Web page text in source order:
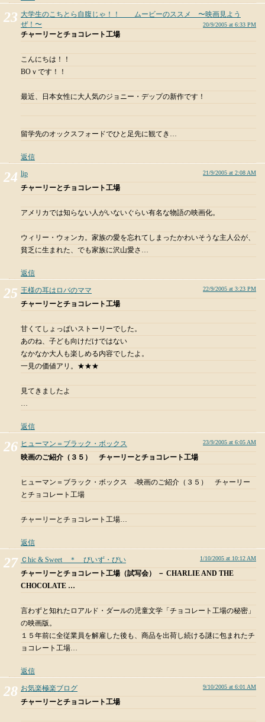
大学生のこちとら自腹じゃ！！ ムービーのススメ 〜映画見よう
ぜ！〜
20/9/2005 at 6:33 PM
チャーリーとチョコレート工場
こんにちは！！
BOｖです！！
最近、日本女性に大人気のジョニー・デップの新作です！
留学先のオックスフォードでひと足先に観てき…
返信
lip
21/9/2005 at 2:08 AM
チャーリーとチョコレート工場
アメリカでは知らない人がいないぐらい有名な物語の映画化。
ウィリー・ウォンカ。家族の愛を忘れてしまったかわいそうな主人公が、
貧乏に生まれた、でも家族に沢山愛さ…
返信
王様の耳はロバのママ 22/9/2005 at 3:23 PM
チャーリーとチョコレート工場
甘くてしょっぱいストーリーでした。
あのね、子ども向けだけではない
なかなか大人も楽しめる内容でしたよ。
一見の価値アリ。★★★
見てきましたよ
…
返信
ヒューマン＝ブラック・ボックス 23/9/2005 at 6:05 AM
映画のご紹介（３５） チャーリーとチョコレート工場
ヒューマン＝ブラック・ボックス -映画のご紹介（３５） チャーリー
とチョコレート工場
チャーリーとチョコレート工場…
返信
Ｃhic & Sweet ＊ びいず・びい 1/10/2005 at 10:12 AM
チャーリーとチョコレート工場（試写会） － CHARLIE AND THE
CHOCOLATE …
言わずと知れたロアルド・ダールの児童文学「チョコレート工場の秘密」
の映画版。
１５年前に全従業員を解雇した後も、商品を出荷し続ける謎に包まれたチ
ョコレート工場…
返信
お気楽極楽ブログ 9/10/2005 at 6:01 AM
チャーリーとチョコレート工場